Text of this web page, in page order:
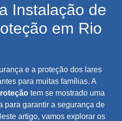
Instalação de
em Rio
e a proteção dos lares
para muitas famílias. A
tem se mostrado uma
para garantir a segurança de
artigo, vamos explorar os